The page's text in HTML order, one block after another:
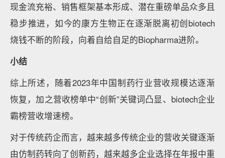
现金流充裕、销售框架基本形成、潜在重磅单品众多且
稳步推进，如今的康方生物正在逐渐脱离初创biotech
烧钱不断的阶段，向着自给自足的Biopharma进阶。
小结
综上所述，随着2023年中国制药行业营收规模达逐渐
恢复，加之营收榜单中“创新”关键词凸显、biotech企业
霸榜营收增速榜。
对于传统药企而言，越来越多传统企业的营收关键逐渐
由仿制药转向了创新药，越来越多企业选择在年报中重